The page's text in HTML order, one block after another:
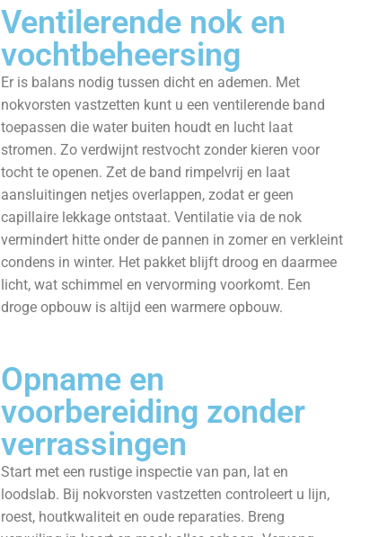
Ventilerende nok en
vochtbeheersing
Er is balans nodig tussen dicht en ademen. Met
nokvorsten vastzetten kunt u een ventilerende band
toepassen die water buiten houdt en lucht laat
stromen. Zo verdwijnt restvocht zonder kieren voor
tocht te openen. Zet de band rimpelvrij en laat
aansluitingen netjes overlappen, zodat er geen
capillaire lekkage ontstaat. Ventilatie via de nok
vermindert hitte onder de pannen in zomer en verkleint
condens in winter. Het pakket blijft droog en daarmee
licht, wat schimmel en vervorming voorkomt. Een
droge opbouw is altijd een warmere opbouw.
Opname en
voorbereiding zonder
verrassingen
Start met een rustige inspectie van pan, lat en
loodslab. Bij nokvorsten vastzetten controleert u lijn,
roest, houtkwaliteit en oude reparaties. Breng